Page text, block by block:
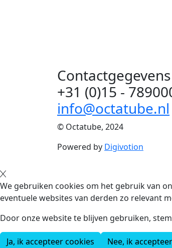
Contactgegevens
+31 (0)15 -
info@octatube.nl
© Octatube, 2024
Powered by Digivotion
We gebruiken cookies om het gebruik van
eventuele websites van derden zo relevant
Door onze website te blijven gebruiken,
Ja, ik accepteer cookies Nee, ik